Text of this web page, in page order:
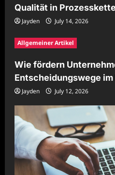
Qualität in
Jayden July 14, 2026
Allgemeiner Artikel
Wie fördern
Entscheidungswege
Jayden July 12, 2026